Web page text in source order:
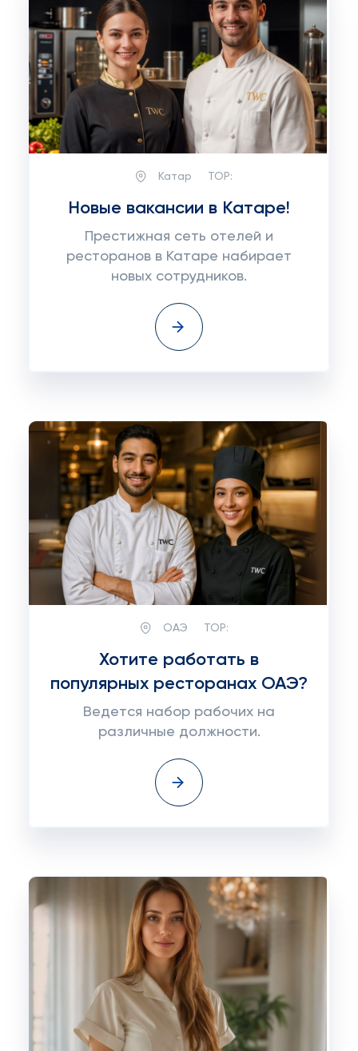
Катар TOP:
Новые вакансии в Катаре!
Престижная сеть отелей и
ресторанов в Катаре набирает
новых сотрудников.
ОАЭ TOP:
Хотите работать в
популярных ресторанах ОАЭ?
Ведется набор рабочих на
различные должности.